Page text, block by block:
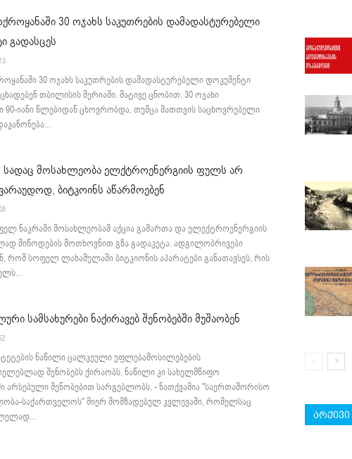
30 ოჯახს საკუთრების დამადასტურებელი
გადასცეს
30 ოჯახს საკუთრების დამადასტურებელი დოკუმენტი
თბილისის მერიაში. მატივე ცნობით, 30 ოჯახი
90-იანი წლებიდან ცხოვრობდა, თუმცა მათთვის საცხოვრებელი
სადაც მოსახლეობა ელქტროენერგიის ფულს არ
ბიტკოინს აწარმოებენ
ნაკრაში მოსახლეობამ აქცია გამართა და ელექტროენერგიის
მიწოდების მოთხოვნით გზა გადაკეტა. ადგილობრივები
რომ სოფელ ლახამულაში ბიტკიონის აპარატები განათავსეს, რის
სამსახურები ნაქირავებ შენობებში მუშაობენ
ნაწილი ცალკეული უფლებამოსილებების
შენობებს ქირაობს, ნაწილი კი სახელმწიფო
არსებული შენობებით სარგებლობს, - ნათქვამია "საერთაშორისო
საქართველოს" მიერ მომზადებულ კვლევაში, რომელსაც
არქივი